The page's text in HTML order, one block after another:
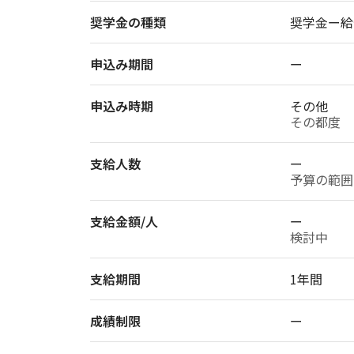
奨学金の種類 奨学金ー
申込み期間 ー
申込み時期
その他
その都度
支給人数
ー
予算の範
支給金額/人
ー
検討中
支給期間 1年間
成績制限 ー